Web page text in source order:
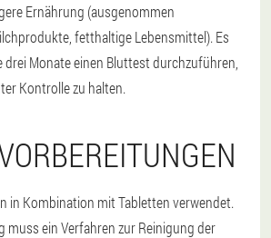
Ernährung (ausgenommen
fetthaltige Lebensmittel). Es
drei Monate einen Bluttest durchzuführen,
Kontrolle zu halten.
in Kombination mit Tabletten verwendet.
muss ein Verfahren zur Reinigung der